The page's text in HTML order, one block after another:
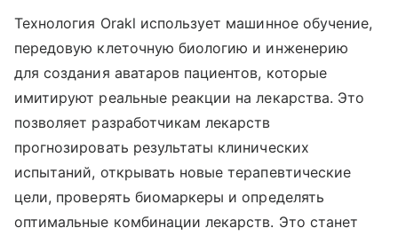
Технология Orakl использует машинное обучение,
передовую клеточную биологию и инженерию
для создания аватаров пациентов, которые
имитируют реальные реакции на лекарства. Это
позволяет разработчикам лекарств
прогнозировать результаты клинических
испытаний, открывать новые терапевтические
цели, проверять биомаркеры и определять
оптимальные комбинации лекарств. Это станет